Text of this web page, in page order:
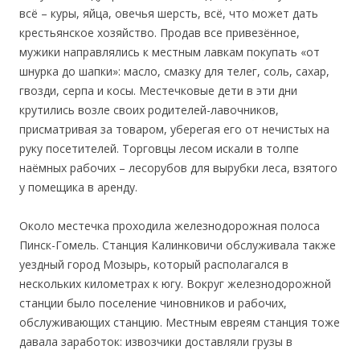
всё – куры, яйца, овечья шерсть, всё, что может дать
крестьянское хозяйство. Продав все привезённое,
мужики направлялись к местным лавкам покупать «от
шнурка до шапки»: масло, смазку для телег, соль, сахар,
гвозди, серпа и косы. Местечковые дети в эти дни
крутились возле своих родителей-лавочников,
присматривая за товаром, уберегая его от нечистых на
руку посетителей. Торговцы лесом искали в толпе
наёмных рабочих – лесорубов для вырубки леса, взятого
у помещика в аренду.
Около местечка проходила железнодорожная полоса
Пинск-Гомель. Станция Калинковичи обслуживала также
уездный город Мозырь, который располагался в
нескольких километрах к югу. Вокруг железнодорожной
станции было поселение чиновников и рабочих,
обслуживающих станцию. Местным евреям станция тоже
давала заработок: извозчики доставляли грузы в